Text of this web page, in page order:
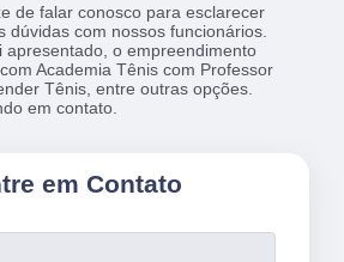
de falar conosco para esclarecer
dúvidas com nossos funcionários.
apresentado, o empreendimento
Academia Tênis com Professor
Tênis, entre outras opções.
em contato.
em Contato